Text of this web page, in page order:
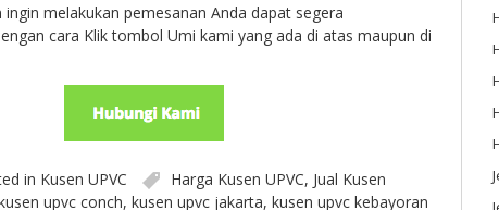
ingin melakukan pemesanan Anda dapat segera
cara Klik tombol Umi kami yang ada di atas maupun di
in Kusen UPVC Harga Kusen UPVC, Jual Kusen
upvc conch, kusen upvc jakarta, kusen upvc kebayoran